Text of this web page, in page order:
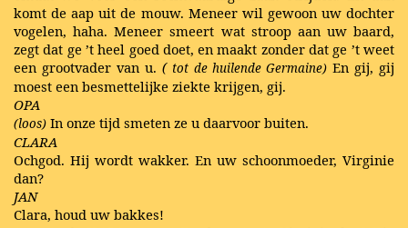
komt de aap uit de mouw. Meneer wil gewoon uw dochter
vogelen, haha. Meneer smeert wat stroop aan uw baard,
zegt dat ge ’t heel goed doet, en maakt zonder dat ge ’t weet
een grootvader van u.( tot de huilende Germaine) En gij, gij
moest een besmettelijke ziekte krijgen, gij.
OPA
(loos) In onze tijd smeten ze u daarvoor buiten.
CLARA
Ochgod. Hij wordt wakker. En uw schoonmoeder, Virginie
dan?
JAN
Clara, houd uw bakkes!